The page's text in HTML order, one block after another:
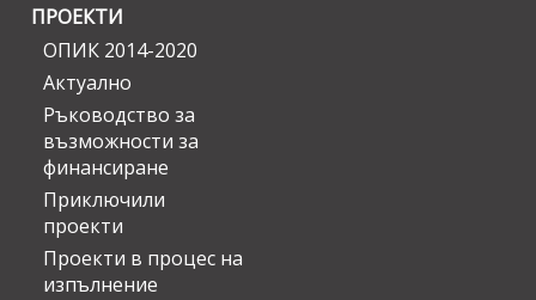
ПРОЕКТИ
ОПИК 2014-2020
Актуално
Ръководство за
възможности за
финансиране
Приключили
проекти
Проекти в процес на
изпълнение